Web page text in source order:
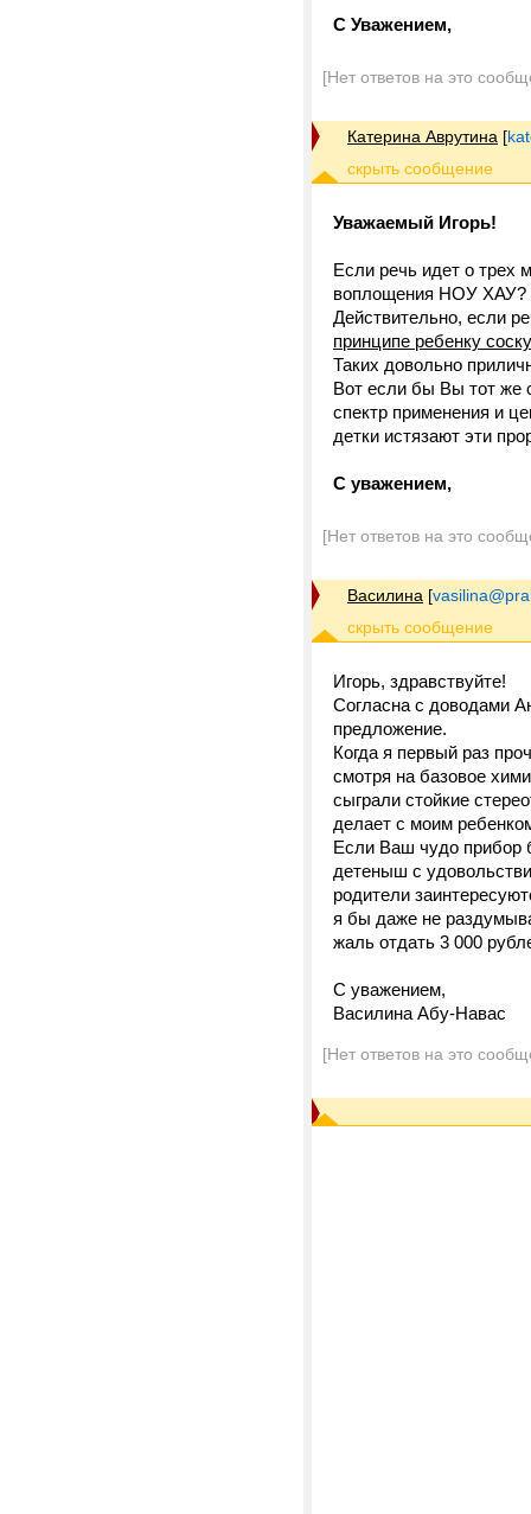
С Уважением,
[Нет ответов на это
Катерина Аврутина [
Уважаемый Игорь!
Если речь идет о трех
воплощения НОУ ХАУ?
Действительно, если
принципе ребенку
Таких довольно
Вот если бы Вы тот же
спектр применения и
детки истязают эти
С уважением,
[Нет ответов на это
Василина [
Игорь, здравствуйте!
Согласна с доводами
предложение.
Когда я первый раз
смотря на базовое
сыграли стойкие
делает с моим
Если Ваш чудо прибор
детеныш с
родители
я бы даже не
жаль отдать 3 000
С уважением,
Василина Абу-Навас
[Нет ответов на это